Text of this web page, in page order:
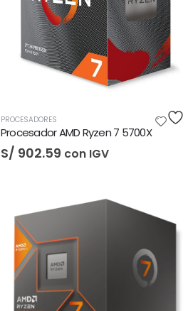
PROCESADORES
Procesador AMD Ryzen 7 5700X
S/ 902.59 con IGV